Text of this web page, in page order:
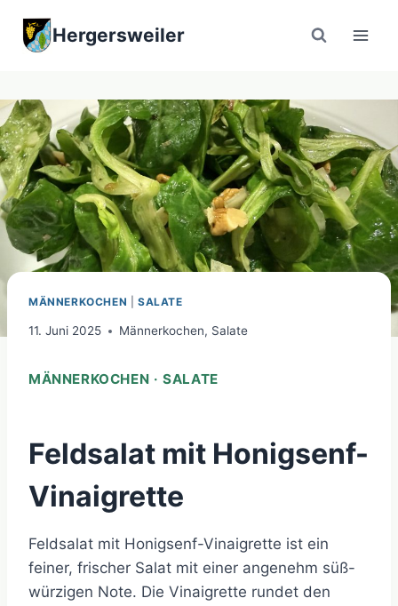
Inhalt
Hergersweiler
MÄNNERKOCHEN SALATE
11. Juni 2025 Männerkochen, Salate
MÄNNERKOCHEN · SALATE
Feldsalat mit Honigsenf-
Vinaigrette
Feldsalat mit Honigsenf-Vinaigrette ist ein
feiner, frischer Salat mit einer angenehm süß-
würzigen Note. Die Vinaigrette rundet den